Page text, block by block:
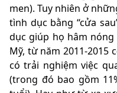
men). Tuy nhiên ở
tình dục bằng “cửa
dục giúp họ hâm
Mỹ, từ năm 2011-2015
có trải nghiệm việc
(trong đó bao gồm